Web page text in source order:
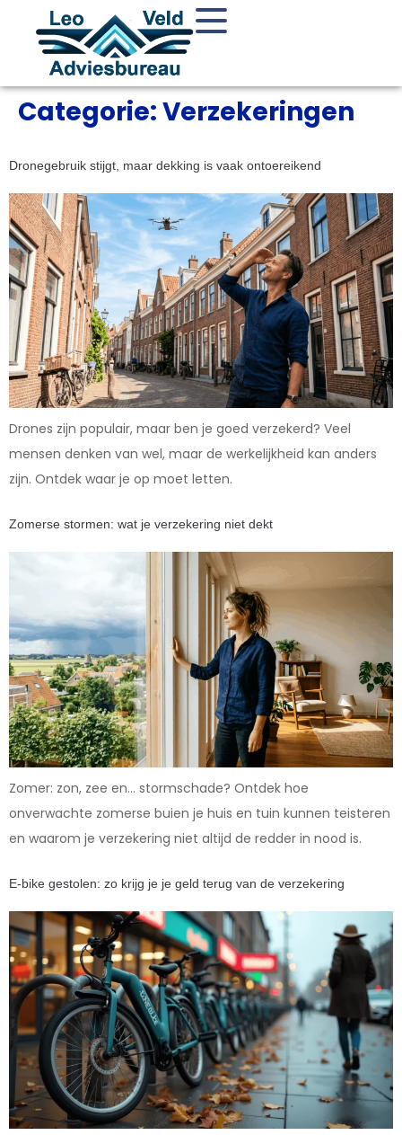
Categorie:Verzekeringen
Dronegebruik stijgt, maar dekking is vaak ontoereikend
Drones zijn populair, maar ben je goed verzekerd? Veel
mensen denken van wel, maar de werkelijkheid kan anders
zijn. Ontdek waar je op moet letten.
Zomerse stormen: wat je verzekering niet dekt
Zomer: zon, zee en… stormschade? Ontdek hoe
onverwachte zomerse buien je huis en tuin kunnen teisteren
en waarom je verzekering niet altijd de redder in nood is.
E-bike gestolen: zo krijg je je geld terug van de verzekering